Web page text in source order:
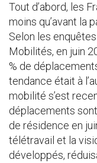
Tout d’abord, les
moins qu’avant la
Selon les
Mobilités, en juin
% de
tendance était à
mobilité s’est
déplacements
de résidence en
télétravail et la
développés,